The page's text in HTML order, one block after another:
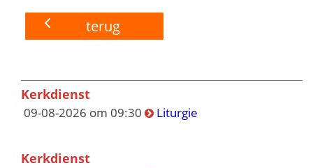
terug
Kerkdienst
09-08-2026 om 09:30 Liturgie
Kerkdienst